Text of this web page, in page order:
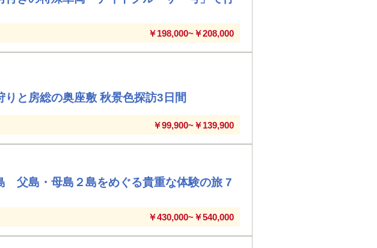
￥198,000~￥208,000
りと房総の奥座敷 秋景色探訪3日間
￥99,900~￥139,900
父島・母島２島をめぐる貴重な体験の旅 7
￥430,000~￥540,000